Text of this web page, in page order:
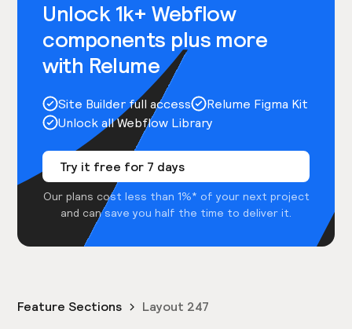
Unlock 1k+ Webflow
components plus more
with Relume
Site Builder full access
Relume Figma Kit
Unlock all Webflow Library
Try it free for 7 days
Our plans cost less than 1%* of your next project
and can save you half the time to deliver it.
Feature Sections Layout 247